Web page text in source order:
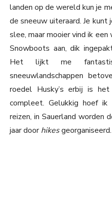
landen op de wereld kun je
de sneeuw uiteraard. Je
slee, maar mooier vind ik
Snowboots aan, dik
Het lijkt me
sneeuwlandschappen
roedel Husky’s erbij is
compleet. Gelukkig hoef
reizen, in Sauerland worden
jaar doorhikesgeorganiseerd.